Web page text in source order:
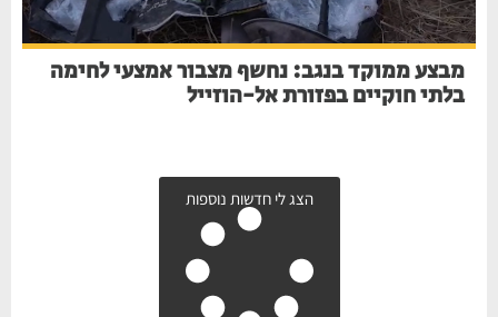
מבצע ממוקד בנגב: נחשף מצבור אמצעי לחימה
בלתי חוקיים בפזורת אל-הוזייל
הצג לי חדשות נוספות